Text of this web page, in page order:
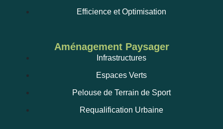
Efficience et Optimisation
Aménagement Paysager
Infrastructures
Espaces Verts
Pelouse de Terrain de Sport
Requalification Urbaine